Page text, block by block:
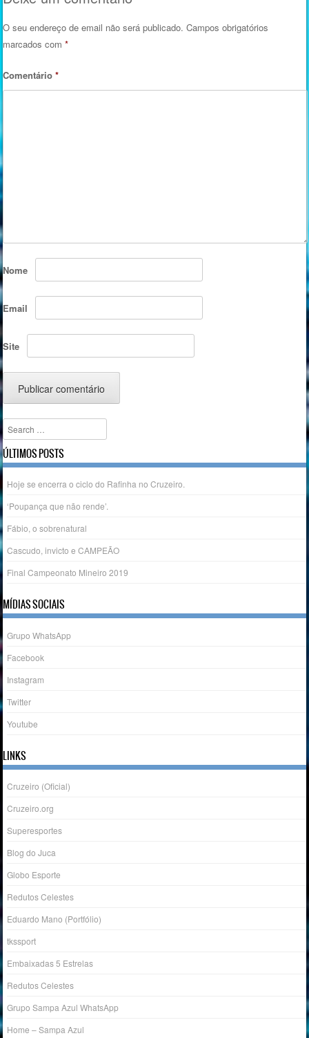
O seu endereço de email não será publicado. Campos obrigatórios
marcados com*
Comentário*
Nome
Email
Site
Search
ÚLTIMOS POSTS
Hoje se encerra o ciclo do Rafinha no Cruzeiro.
‘Poupança que não rende’.
Fábio, o sobrenatural
Cascudo, invicto e CAMPEÃO
Final Campeonato Mineiro 2019
MÍDIAS SOCIAIS
Grupo WhatsApp
Facebook
Instagram
Twitter
Youtube
LINKS
Cruzeiro (Oficial)
Cruzeiro.org
Superesportes
Blog do Juca
Globo Esporte
Redutos Celestes
Eduardo Mano (Portfólio)
tkssport
Embaixadas 5 Estrelas
Redutos Celestes
Grupo Sampa Azul WhatsApp
Home – Sampa Azul